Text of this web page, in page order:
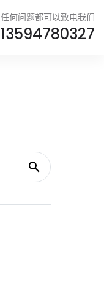
任何问题都可以致电我们
13594780327